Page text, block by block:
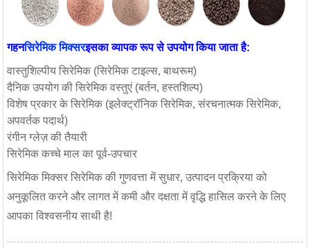
गहनसिरेमिक मिक्सरइसका व्यापक रूप से उपयोग किया जाता है:
वास्तुशिल्पीय सिरेमिक (सिरेमिक टाइल्स, बाथरूम)
दैनिक उपयोग की सिरेमिक वस्तुएं (बर्तन, हस्तशिल्प)
विशेष प्रकार के सिरेमिक (इलेक्ट्रॉनिक सिरेमिक, संरचनात्मक सिरेमिक,
अपवर्तक पदार्थ)
रंगीन ग्लेज़ की तैयारी
सिरेमिक कच्चे माल का पूर्व-उपचार
सिरेमिक मिक्सर सिरेमिक की गुणवत्ता में सुधार, उत्पादन प्रक्रिया को
अनुकूलित करने और लागत में कमी और दक्षता में वृद्धि हासिल करने के लिए
आपका विश्वसनीय साथी है!